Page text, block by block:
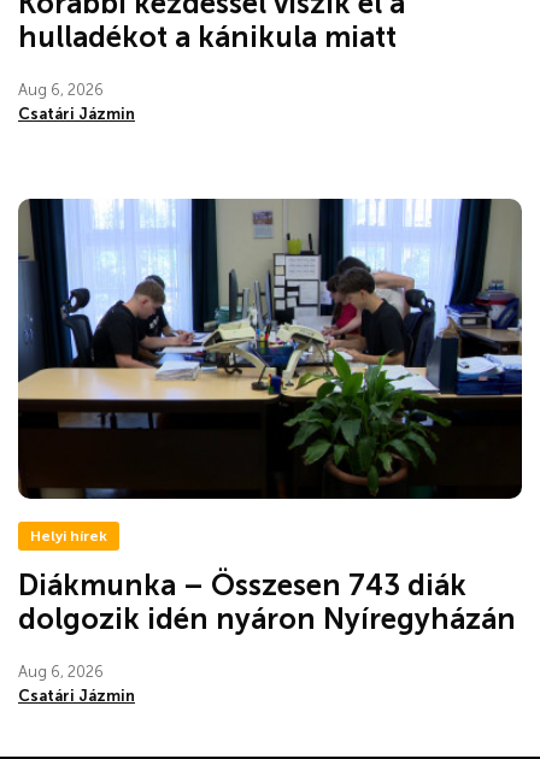
hulladékot a kánikula miatt
Aug 6, 2026
Csatári Jázmin
Helyi hírek
Diákmunka – Összesen 743 diák
dolgozik idén nyáron Nyíregyházán
Aug 6, 2026
Csatári Jázmin